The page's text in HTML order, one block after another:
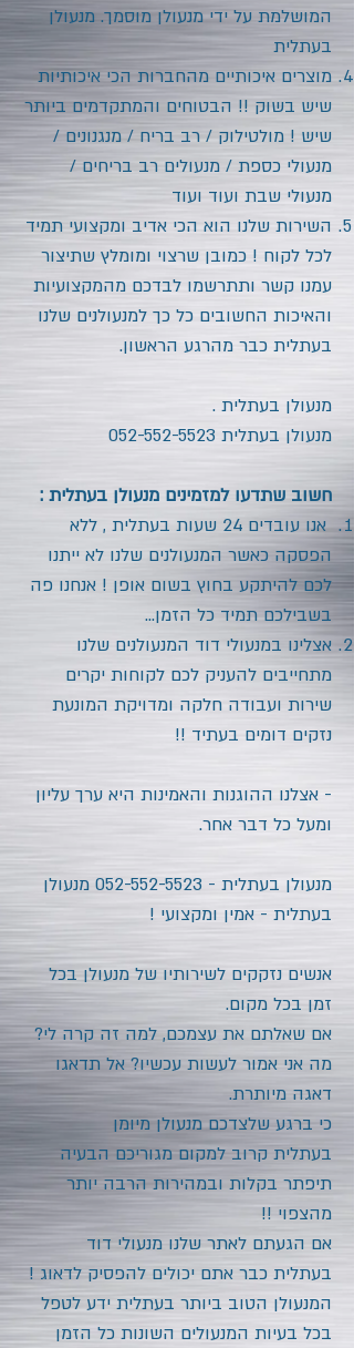
המושלמת על ידי מנעולן מוסמך. מנעולן
בעתלית
מוצרים איכותיים מהחברות הכי איכותיות
שיש בשוק !! הבטוחים והמתקדמים ביותר
שיש ! מולטילוק / רב בריח / מנגנונים /
מנעולי כספת / מנעולים רב בריחים /
מנעולי שבת ועוד ועוד
השירות שלנו הוא הכי אדיב ומקצועי תמיד
לכל לקוח ! כמובן שרצוי ומומלץ שתיצור
עמנו קשר ותתרשמו לבדכם מהמקצועיות
והאיכות החשובים כל כך למנעולנים שלנו
בעתלית כבר מהרגע הראשון.
מנעולן בעתלית .
מנעולן בעתלית 052-552-5523
חשוב שתדעו למזמינים מנעולן בעתלית :
אנו עובדים 24 שעות בעתלית
, ללא
הפסקה כאשר המנעולנים שלנו לא ייתנו
לכם להיתקע בחוץ בשום אופן ! אנחנו פה
בשבילכם תמיד כל הזמן...
אצלינו במנעולי דוד המנעולנים שלנו
מתחייבים להעניק לכם לקוחות יקרים
שירות ועבודה חלקה ומדויקת המונעת
נזקים דומים בעתיד !!
- אצלנו ההוגנות והאמינות היא ערך עליון
ומעל כל דבר אחר.
מנעולן בעתלית -
052-552-5523 מנעולן
בעתלית - אמין ומקצועי !
אנשים נזקקים לשירותיו של מנעולן בכל
זמן בכל מקום.
אם שאלתם את עצמכם, למה זה קרה לי?
מה אני אמור לעשות עכשיו? אל תדאגו
דאגה מיותרת.
כי ברגע שלצדכם מנעולן מיומן
בעתלית קרוב למקום מגוריכם הבעיה
תיפתר בקלות ובמהירות הרבה יותר
מהצפוי !!
אם הגעתם לאתר שלנו מנעולי דוד
בעתלית כבר אתם יכולים להפסיק לדאוג !
המנעולן הטוב ביותר בעתלית ידע לטפל
בכל בעיות המנעולים השונות כל הזמן